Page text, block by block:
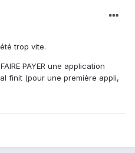
trop vite.
PAYER une application
finit (pour une première appli,